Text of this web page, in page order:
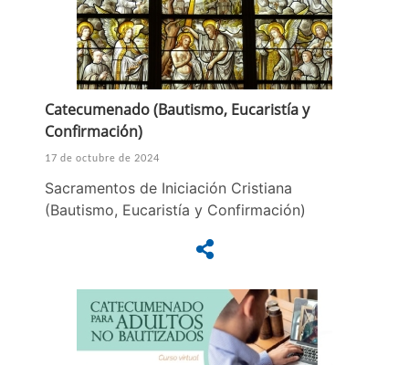
Catecumenado (Bautismo, Eucaristía y
Confirmación)
17 de octubre de 2024
Sacramentos de Iniciación Cristiana
(Bautismo, Eucaristía y Confirmación)